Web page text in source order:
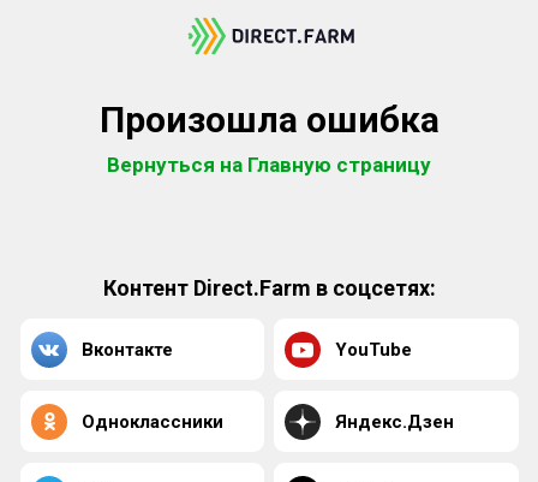
Произошла ошибка
Вернуться на Главную страницу
Контент Direct.Farm в соцсетях:
Вконтакте YouTube
Одноклассники Яндекс.Дзен